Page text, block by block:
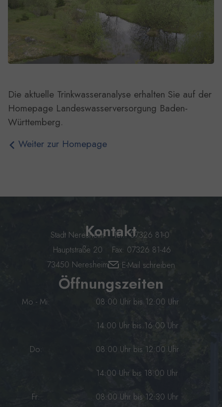
Die aktuelle Trinkwasseranalyse erhalten Sie auf der
Homepage Landeswasserversorgung Baden-
Württemberg.
Weiter zur Homepage
Kontakt
Stadt Neresheim
Hauptstraße 20
73450 Neresheim
Tel.: 07326 81-0
Fax: 07326 81-46
E-Mail schreiben
Öffnungszeiten
Mo - Mi: 08:00 Uhr bis 12:00 Uhr
14:00 Uhr bis 16:00 Uhr
Do: 08:00 Uhr bis 12:00 Uhr
14:00 Uhr bis 18:00 Uhr
Fr: 08:00 Uhr bis 12:30 Uhr